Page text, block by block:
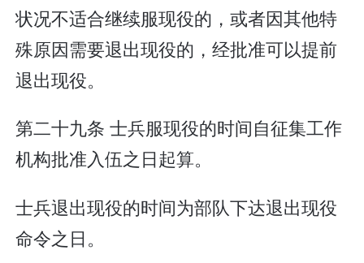
状况不适合继续服现役的，或者因其他特
殊原因需要退出现役的，经批准可以提前
退出现役。
第二十九条 士兵服现役的时间自征集工作
机构批准入伍之日起算。
士兵退出现役的时间为部队下达退出现役
命令之日。